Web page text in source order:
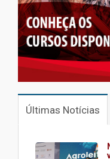
Últimas Notícias